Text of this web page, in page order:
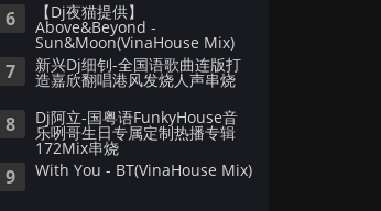
6 【Dj夜猫提供】
Above&Beyond -
Sun&Moon(VinaHouse Mix)
7 新兴Dj细钊-全国语歌曲连版打
造嘉欣翻唱港风发烧人声串烧
8 Dj阿立-国粤语FunkyHouse音
乐咧哥生日专属定制热播专辑
172Mix串烧
9 With You - BT(VinaHouse Mix)